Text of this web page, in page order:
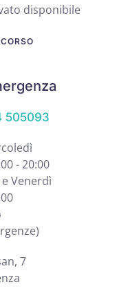
disponibile
505093
- 20:00
Venerdì
7